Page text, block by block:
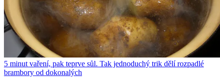
5 minut vaření, pak teprve sůl. Tak jednoduchý trik dělí rozpadlé
brambory od dokonalých